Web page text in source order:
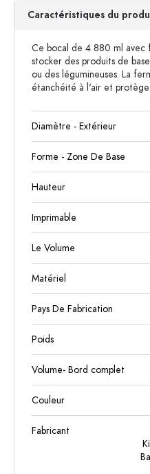
Caractéristiques du
Ce bocal de 4 880 ml
stocker des produits de
ou des légumineuses. La
étanchéité à l'air et
Diamètre - Extérieur
Forme - Zone De Base
Hauteur
Imprimable
Le Volume
Matériel
Pays De Fabrication
Poids
Volume- Bord complet
Couleur
Fabricant